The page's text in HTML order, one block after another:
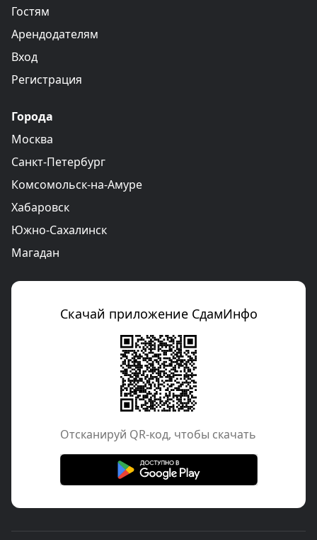
Гостям
Арендодателям
Вход
Регистрация
Города
Москва
Санкт-Петербург
Комсомольск-на-Амуре
Хабаровск
Южно-Сахалинск
Магадан
Скачай приложение СдамИнфо
Отcканируй QR-код, чтобы скачать